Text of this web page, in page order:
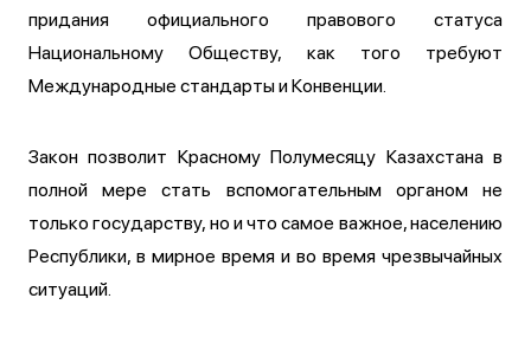
придания официального правового статуса
Национальному Обществу, как того требуют
Международные стандарты и Конвенции.
Закон позволит Красному Полумесяцу Казахстана в
полной мере стать вспомогательным органом не
только государству, но и что самое важное, населению
Республики, в мирное время и во время чрезвычайных
ситуаций.